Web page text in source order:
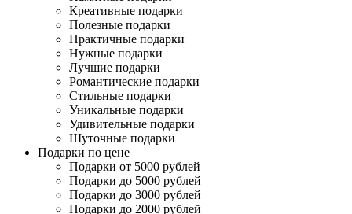
Креативные подарки
Полезные подарки
Практичные подарки
Нужные подарки
Лучшие подарки
Романтические подарки
Стильные подарки
Уникальные подарки
Удивительные подарки
Шуточные подарки
Подарки по цене
Подарки от 5000 рублей
Подарки до 5000 рублей
Подарки до 3000 рублей
Подарки до 2000 рублей